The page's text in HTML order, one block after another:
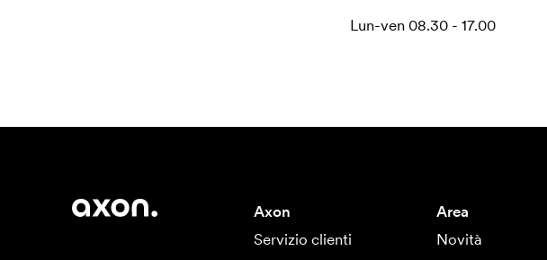
Lun-ven 08.30 - 17.00
Axon
Servizio clienti
Area
Novità